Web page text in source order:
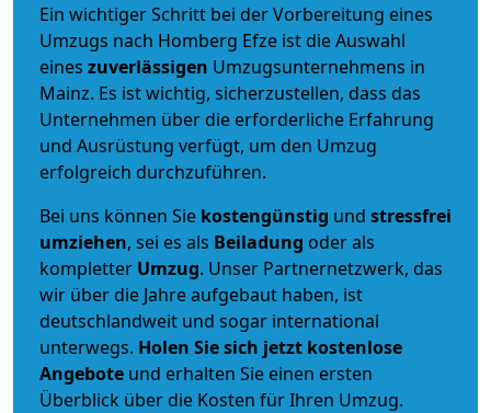
Ein wichtiger Schritt bei der Vorbereitung eines
Umzugs nach Homberg Efze ist die Auswahl
eines zuverlässigen Umzugsunternehmens in
Mainz. Es ist wichtig, sicherzustellen, dass das
Unternehmen über die erforderliche Erfahrung
und Ausrüstung verfügt, um den Umzug
erfolgreich durchzuführen.
Bei uns können Sie kostengünstig und stressfrei
umziehen, sei es als Beiladung oder als
kompletter Umzug. Unser Partnernetzwerk, das
wir über die Jahre aufgebaut haben, ist
deutschlandweit und sogar international
unterwegs. Holen Sie sich jetzt kostenlose
Angebote und erhalten Sie einen ersten
Überblick über die Kosten für Ihren Umzug.